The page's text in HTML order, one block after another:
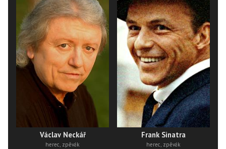
Václav Neckář
herec, zpěvák
Frank Sinatra
herec, zpěvák